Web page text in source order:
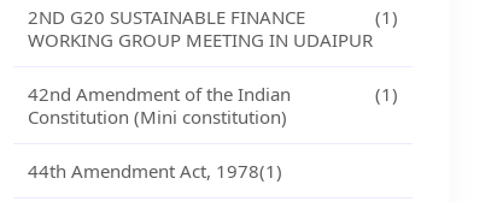
2ND G20 SUSTAINABLE FINANCE
WORKING GROUP MEETING IN UDAIPUR
(1)
42nd Amendment of the Indian
Constitution (Mini constitution)
(1)
44th Amendment Act, 1978(1)